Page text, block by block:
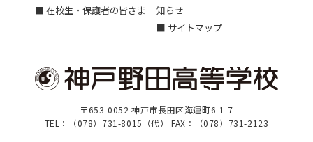
■ 在校生・保護者の皆さま
知らせ
■ サイトマップ
〒653-0052 神戸市長田区海運町6-1-7
TEL：（078）731-8015（代） FAX：（078）731-2123